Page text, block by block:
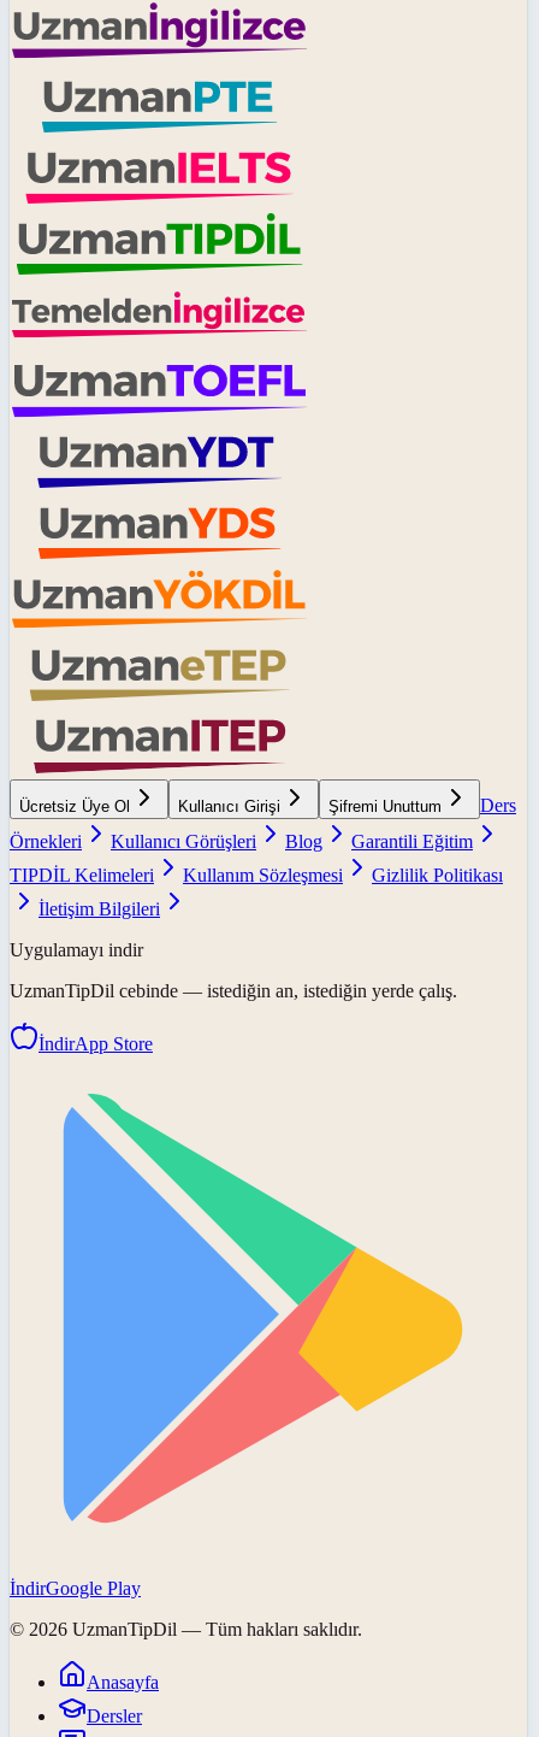
Ücretsiz Üye Ol Kullanıcı Girişi Şifremi Unuttum
Ders
Örnekleri
Kullanıcı Görüşleri Blog
Garantili Eğitim
TIPDİL Kelimeleri
Kullanım Sözleşmesi
Gizlilik Politikası
İletişim Bilgileri
Uygulamayı indir
UzmanTipDil cebinde — istediğin an, istediğin yerde çalış.
İndirApp Store
İndirGoogle Play
© 2026 UzmanTipDil — Tüm hakları saklıdır.
Anasayfa
Dersler